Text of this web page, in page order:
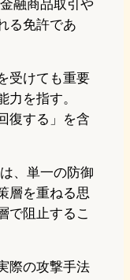
融商品取引や
る免許であ
受けても重要
を指す。
復する」を含
、単一の防御
層を重ねる思
で阻止するこ
際の攻撃手法